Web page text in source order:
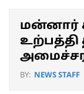
மன்னார்
உற்பத்தி
BY: NEWS STAFF